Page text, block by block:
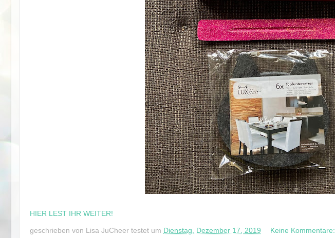
HIER LEST IHR WEITER!
geschrieben von Lisa JuCheer testet um Dienstag, Dezember 17, 2019
Keine Kommentare: